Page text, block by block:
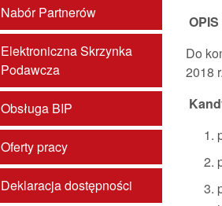
Nabór Partnerów
Elektroniczna Skrzynka
Podawcza
Obsługa BIP
Oferty pracy
Deklaracja dostępności
OPIS
Do
2018